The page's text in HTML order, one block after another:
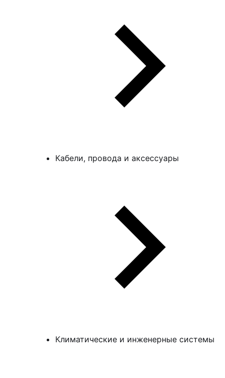
Кабели, провода и аксессуары
Климатические и инженерные системы